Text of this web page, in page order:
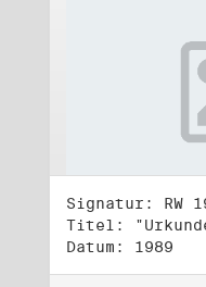
Signatur: RW
Titel:
Datum: 1989